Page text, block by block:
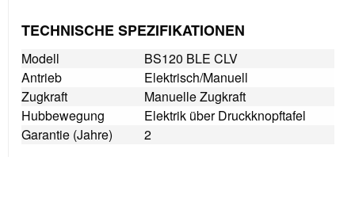
TECHNISCHE SPEZIFIKATIONEN
Modell
BS120 BLE CLV
Antrieb
Elektrisch/Manuell
Zugkraft
Manuelle Zugkraft
Hubbewegung
Elektrik über Druckknopftafel
Garantie (Jahre)
2